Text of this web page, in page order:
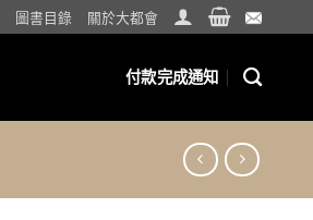
圖書目錄 關於大都會
付款完成通知